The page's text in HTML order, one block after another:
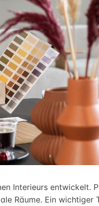
Interieurs entwickelt.
Räume. Ein wichtiger